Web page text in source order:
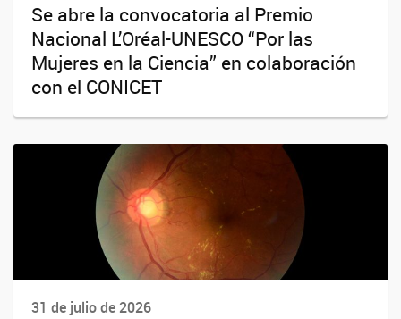
Se abre la convocatoria al Premio
Nacional L’Oréal-UNESCO “Por las
Mujeres en la Ciencia” en colaboración
con el CONICET
31 de julio de 2026